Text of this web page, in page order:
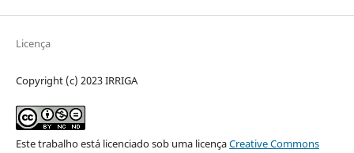
Licença
Copyright (c) 2023 IRRIGA
Este trabalho está licenciado sob uma licençaCreative Commons